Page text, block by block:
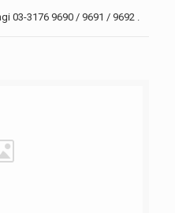
03-3176 9690 / 9691 / 9692 .